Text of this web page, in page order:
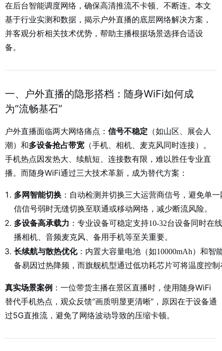
在后台智能调度网络，确保高清推流不卡顿、不断连。本文
基于行业实测和数据，揭示户外直播的底层网络解决方案，
并客观分析相关技术优势，帮助主播根据场景选择合适设
备。
一、户外直播的隐形搭档：随身WiFi如何成
为“流畅基石”
户外直播面临两大网络痛点： 信号不稳定 （如山区、展会人
潮）和多设备抢占带宽 （手机、相机、麦克风同时连接）。
手机热点因发热大、续航短、连接数有限，难以胜任专业直
播。而随身WiFi通过三大技术革新，成为替代方案：
多网智能切换 ：自动检测并切换三大运营商信号，避免单
信信号弱时无缝切换至联通或移动网络，减少断流风险。
多设备高承载力 ：专业设备可稳定支持10-32台设备同时在
播相机、音频麦克风、备用手机等至关重要。
长续航与散热优化：内置大容量电池（如10000mAh）和
备易因过热降频，而旗舰机型通过低功耗芯片可将温度控制
真实场景案例 ：一位带货主播在景区直播时，使用随身WiFi
替代手机热点，观众反馈“画质明显更清晰”，原因在于设备通
过5G直推流，避免了网络波动导致的压缩卡顿。